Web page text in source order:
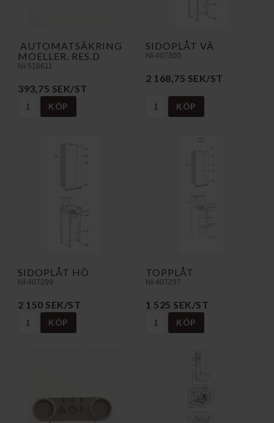
AUTOMATSÄKRING
MOELLER. RES.D
NI-518611
393,75 SEK/ST
KÖP
SIDOPLÅT VÄ
NI-407300
2 168,75 SEK/ST
KÖP
SIDOPLÅT HÖ
NI-407299
2 150 SEK/ST
KÖP
TOPPLÅT
NI-407297
1 525 SEK/ST
KÖP